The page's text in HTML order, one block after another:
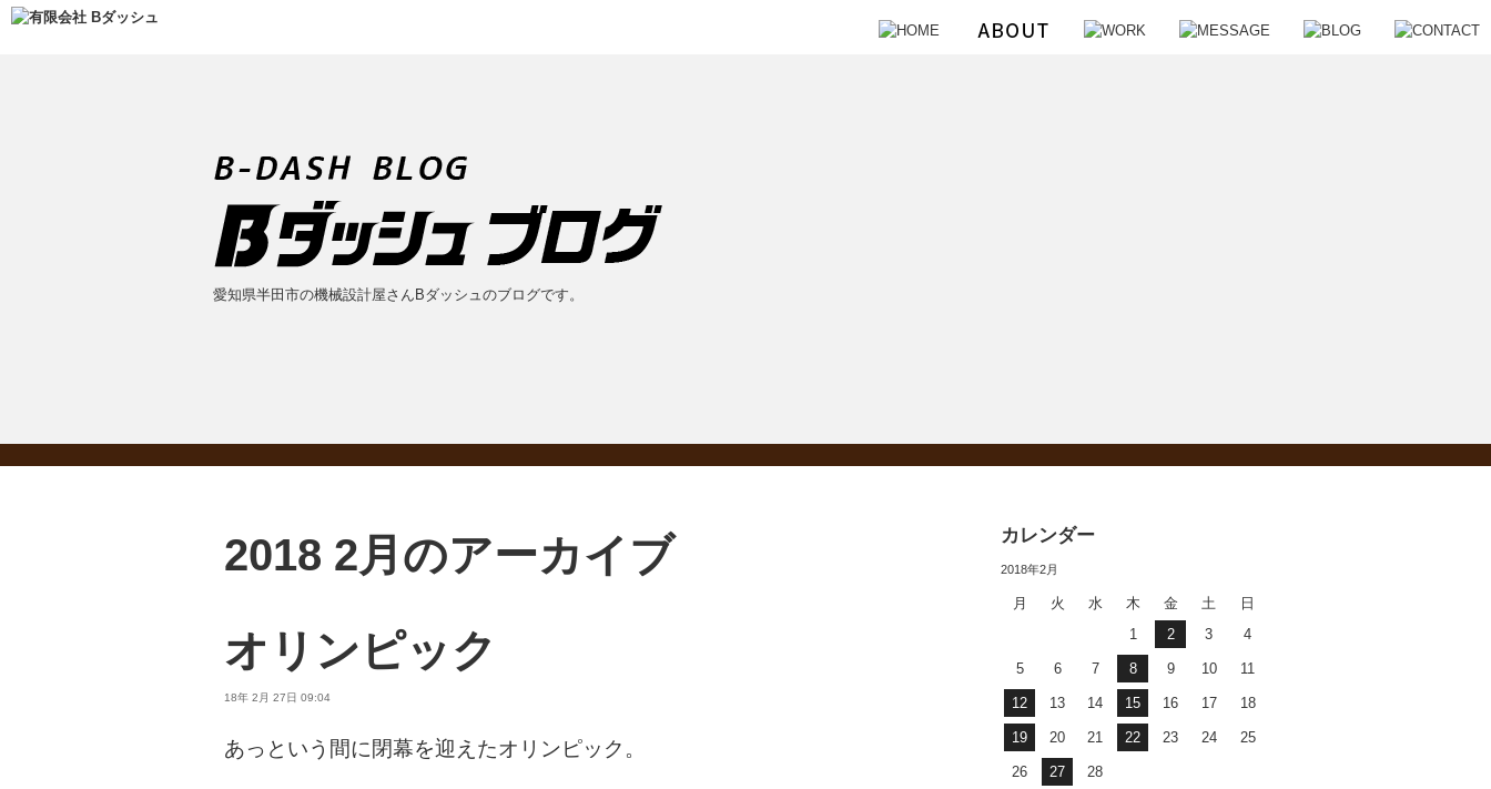
愛知県半田市の機械設計屋さんBダッシュのブログです。
2018 2月のアーカイブ
オリンピック
18年 2月 27日 09:04
あっという間に閉幕を迎えたオリンピック。
カレンダー
2018年2月
月 火 水 木 金 土 日
1 2 3 4
5 6 7 8 9 10 11
12 13 14 15 16 17 18
19 20 21 22 23 24 25
26 27 28